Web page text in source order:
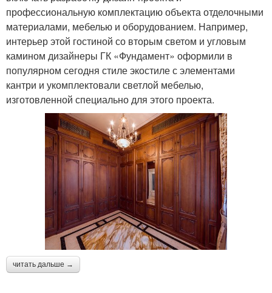
профессиональную комплектацию объекта отделочными
материалами, мебелью и оборудованием. Например,
интерьер этой гостиной со вторым светом и угловым
камином дизайнеры ГК «Фундамент» оформили в
популярном сегодня стиле экостиле с элементами
кантри и укомплектовали светлой мебелью,
изготовленной специально для этого проекта.
читать дальше →